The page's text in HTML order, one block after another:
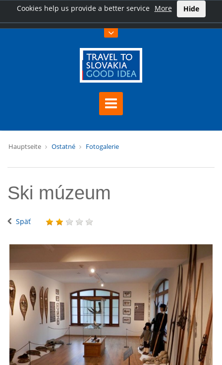
Cookies help us provide a better service More Hide
Hauptseite Ostatné Fotogalerie
Ski múzeum
Späť